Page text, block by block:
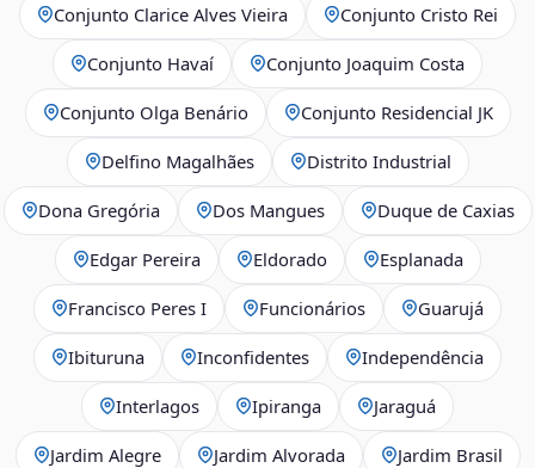
Conjunto Clarice Alves Vieira Conjunto Cristo Rei
Conjunto Havaí Conjunto Joaquim Costa
Conjunto Olga Benário Conjunto Residencial JK
Delfino Magalhães Distrito Industrial
Dona Gregória Dos Mangues Duque de Caxias
Edgar Pereira Eldorado Esplanada
Francisco Peres I Funcionários Guarujá
Ibituruna Inconfidentes Independência
Interlagos Ipiranga Jaraguá
Jardim Alegre Jardim Alvorada Jardim Brasil